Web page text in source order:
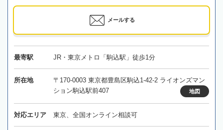
メールする
最寄駅 JR・東京メトロ「駒込駅」徒歩1分
所在地
〒170-0003 東京都豊島区駒込1-42-2 ライオンズマン
ション駒込駅前407
地図
対応エリア 東京、全国オンライン相談可